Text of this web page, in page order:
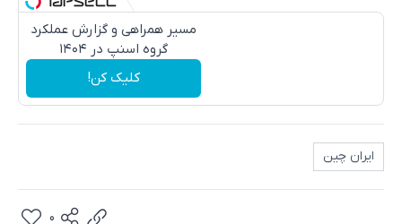
مسیر همراهی و گزارش عملکرد
گروه اسنپ در ۱۴۰۴
کلیک کن!
ایران چین
0